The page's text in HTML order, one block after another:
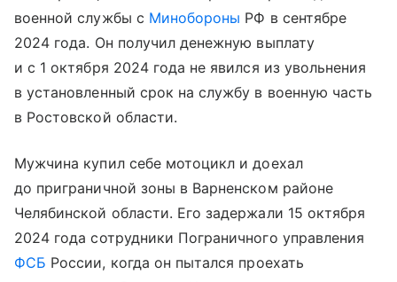
военной службы с Минобороны РФ в сентябре
2024 года. Он получил денежную выплату
и с 1 октября 2024 года не явился из увольнения
в установленный срок на службу в военную часть
в Ростовской области.
Мужчина купил себе мотоцикл и доехал
до приграничной зоны в Варненском районе
Челябинской области. Его задержали 15 октября
2024 года сотрудники Пограничного управления
ФСБ России, когда он пытался проехать